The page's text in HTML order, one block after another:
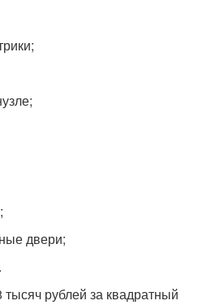
двери;
рублей за квадратный